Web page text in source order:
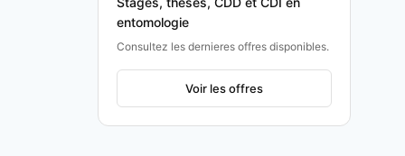
entomologie
Consultez les dernieres offres disponibles.
Voir les offres